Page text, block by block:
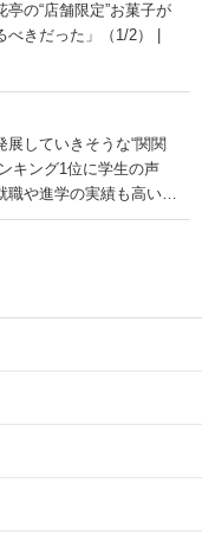
亭の“店舗限定”お菓子が
きだった」（1/2） |
していきそうな“関関
キング1位に学生の声
職や進学の実績も高い」